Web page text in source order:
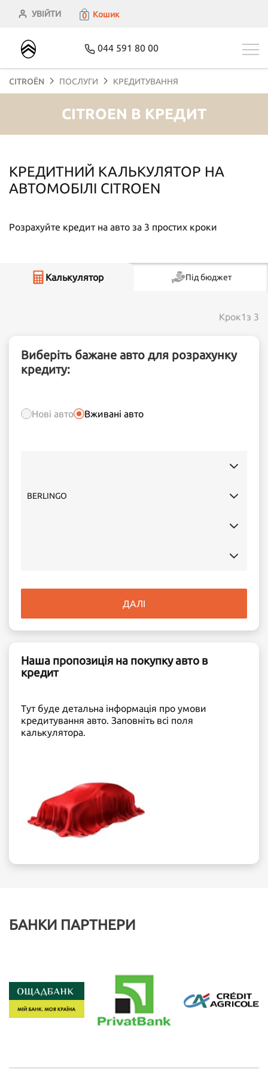
УВІЙТИ 0 Кошик
044 591 80 00
CITROЁN ПОСЛУГИ КРЕДИТУВАННЯ
CITROEN В КРЕДИТ
КРЕДИТНИЙ КАЛЬКУЛЯТОР НА
АВТОМОБІЛІ CITROEN
Розрахуйте кредит на авто за 3 простих кроки
Калькулятор Під бюджет
Крок1 з 3
Виберіть бажане авто для розрахунку
кредиту:
Нові авто Вживані авто
ДАЛІ
Наша пропозиція на покупку авто в
кредит
Тут буде детальна інформація про умови
кредитування авто. Заповніть всі поля
калькулятора.
БАНКИ ПАРТНЕРИ